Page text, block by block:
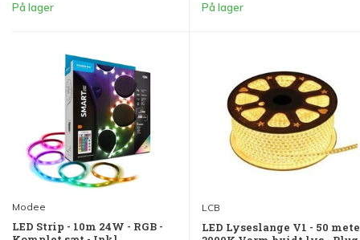
På lager På lager
Modee
LED Strip - 10m 24W - RGB -
LCB
LED Lyseslange V1 - 50